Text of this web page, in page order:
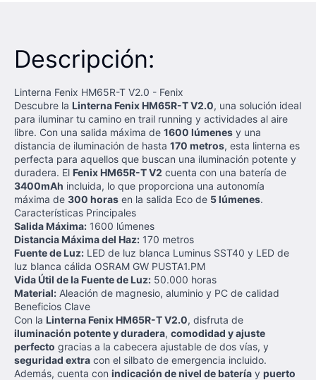
Descripción:
Linterna Fenix HM65R-T V2.0 - Fenix
Descubre la Linterna Fenix HM65R-T V2.0, una solución ideal
para iluminar tu camino en trail running y actividades al aire
libre. Con una salida máxima de 1600 lúmenes y una
distancia de iluminación de hasta 170 metros, esta linterna es
perfecta para aquellos que buscan una iluminación potente y
duradera. El Fenix HM65R-T V2 cuenta con una batería de
3400mAh incluida, lo que proporciona una autonomía
máxima de 300 horas en la salida Eco de 5 lúmenes.
Características Principales
Salida Máxima: 1600 lúmenes
Distancia Máxima del Haz: 170 metros
Fuente de Luz: LED de luz blanca Luminus SST40 y LED de
luz blanca cálida OSRAM GW PUSTA1.PM
Vida Útil de la Fuente de Luz: 50.000 horas
Material: Aleación de magnesio, aluminio y PC de calidad
Beneficios Clave
Con la Linterna Fenix HM65R-T V2.0, disfruta de
iluminación potente y duradera, comodidad y ajuste
perfecto gracias a la cabecera ajustable de dos vías, y
seguridad extra con el silbato de emergencia incluido.
Además, cuenta con indicación de nivel de batería y puerto